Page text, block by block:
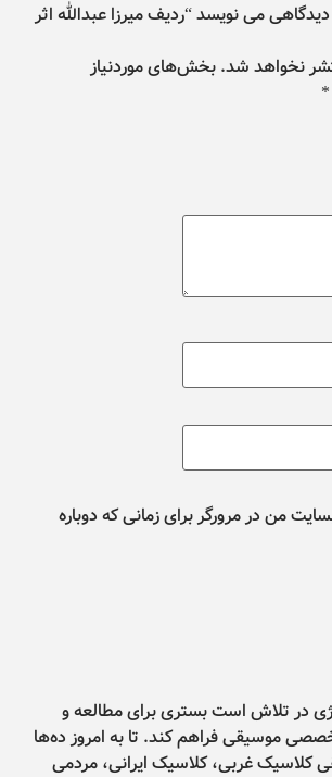
می نویسد “ردیف میرزا عبدالله اثر
نخواهد شد. بخش‌های موردنیاز
*
من در مرورگر برای زمانی که دوباره
در تلاش است بستری برای مطالعه و
موسیقی فراهم کند. تا به امروز ده‌ها
کلاسیک غربی، کلاسیک ایرانی، مردمی